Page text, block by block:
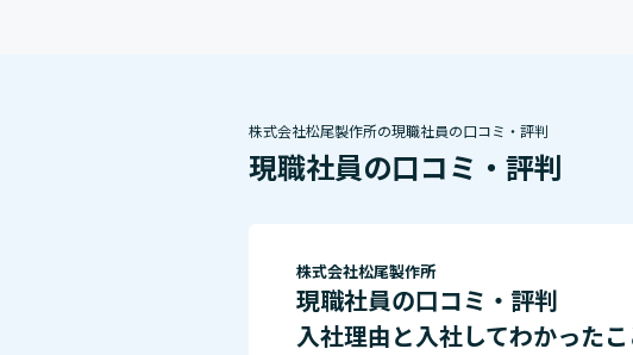
株式会社松尾製作所の現職社員の口コミ・評判
現職社員の口コミ・評判
株式会社松尾製作所
現職社員の口コミ・評判
入社理由と入社してわかったこ